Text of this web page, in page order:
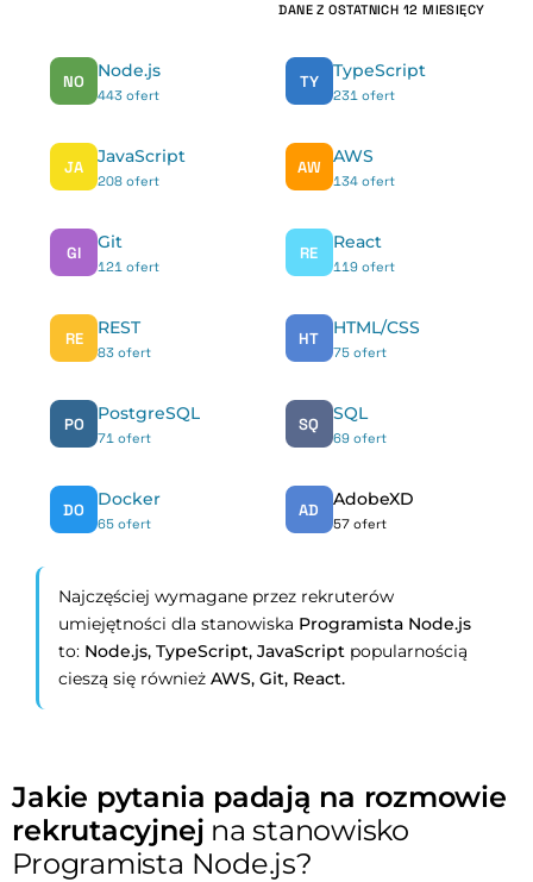
DANE Z OSTATNICH 12 MIESIĘCY
NO
Node.js
443 ofert
TY
TypeScript
231 ofert
JA
JavaScript
208 ofert
AW
AWS
134 ofert
GI
Git
121 ofert
RE
React
119 ofert
RE
REST
83 ofert
HT
HTML/CSS
75 ofert
PO
PostgreSQL
71 ofert
SQ
SQL
69 ofert
DO
Docker
65 ofert
AD
AdobeXD
57 ofert
Najczęściej wymagane przez rekruterów
umiejętności dla stanowiska Programista Node.js
to: Node.js,TypeScript,JavaScript popularnością
cieszą się równieżAWS,Git, React.
Jakie pytania padają na rozmowie
rekrutacyjnej na stanowisko
Programista Node.js?